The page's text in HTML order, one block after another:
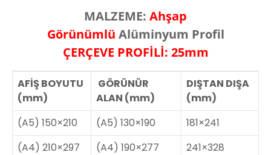
MALZEME: Ahşap
Görünümlü Alüminyum Profil
ÇERÇEVE PROFİLİ: 25mm
AFİŞ BOYUTU
(mm)
GÖRÜNÜR
ALAN (mm)
DIŞTAN DIŞA
(mm)
(A5) 150×210
(A5) 130×190
181×241
(A4) 210×297
(A4) 190×277
241×328